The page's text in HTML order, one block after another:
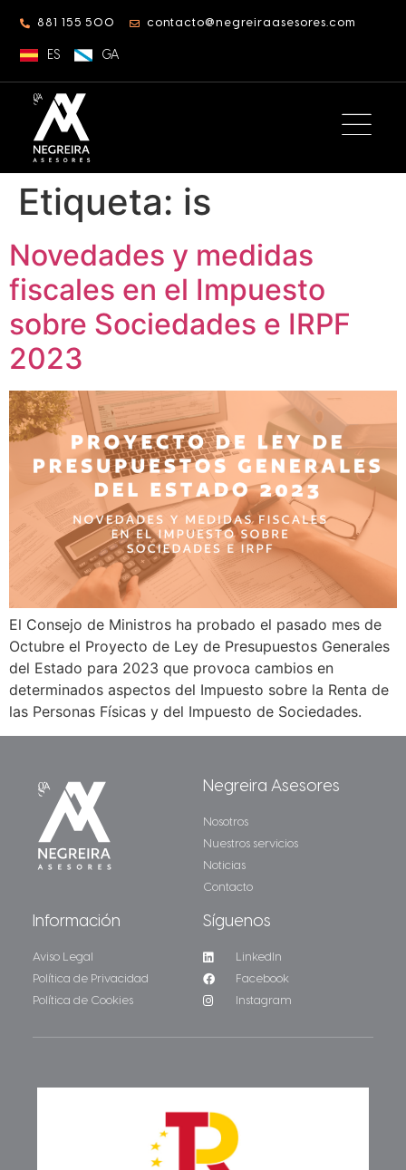
881 155 500 contacto@negreiraasesores.com
ES GA
Etiqueta: is
Novedades y medidas
fiscales en el Impuesto
sobre Sociedades e IRPF
2023
El Consejo de Ministros ha probado el pasado mes de
Octubre el Proyecto de Ley de Presupuestos Generales
del Estado para 2023 que provoca cambios en
determinados aspectos del Impuesto sobre la Renta de
las Personas Físicas y del Impuesto de Sociedades.
Negreira Asesores
Nosotros
Nuestros servicios
Noticias
Contacto
Información
Aviso Legal
Política de Privacidad
Política de Cookies
Síguenos
LinkedIn
Facebook
Instagram